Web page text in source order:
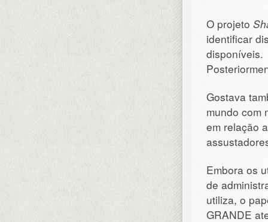
O projeto
identificar
disponíveis.
Gostava
mundo com
em relação
Embora os
de
utiliza, o
GRANDE